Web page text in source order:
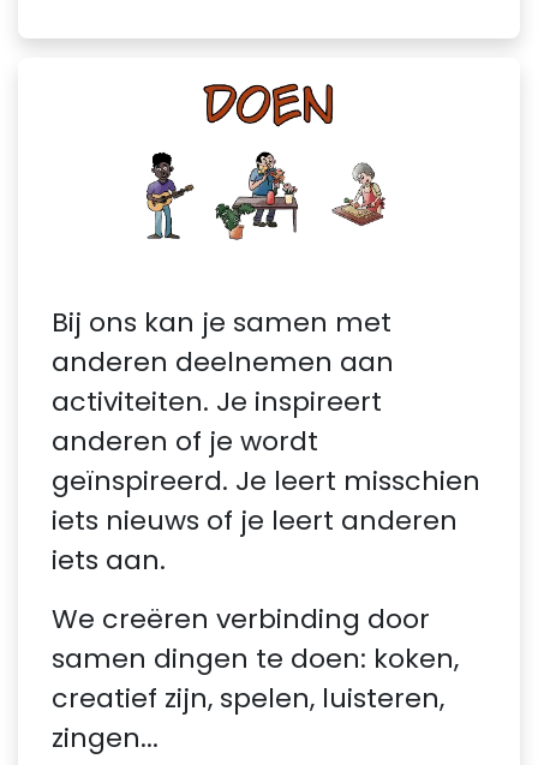
Bij ons kan je samen met
anderen deelnemen aan
activiteiten. Je inspireert
anderen of je wordt
geïnspireerd. Je leert misschien
iets nieuws of je leert anderen
iets aan.
We creëren verbinding door
samen dingen te doen: koken,
creatief zijn, spelen, luisteren,
zingen...